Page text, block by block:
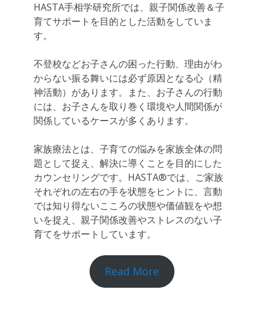
HASTA手相学研究所では、親子関係改善＆子
育てサポートを目的とした活動をしていま
す。
不登校などお子さんの困った行動、理由がわ
からない振る舞いには必ず原因となる心（精
神活動）があります。また、お子さんの行動
には、お子さんを取り巻く環境や人間関係が
関係しているケースが多くあります。
家族療法とは、子育ての悩みを家族全体の問
題として捉え、解決に導くことを目的にした
カウンセリングです。HASTA®では、ご家族
それぞれの左右の手を状態をヒントに、言動
では知り得ないこころの状態や価値観をや想
いを捉え、親子関係改善やストレスのない子
育てをサポートしています。
Read More